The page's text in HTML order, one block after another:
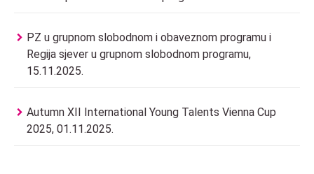
PZ u grupnom slobodnom i obaveznom programu i
Regija sjever u grupnom slobodnom programu,
15.11.2025.
Autumn XII International Young Talents Vienna Cup
2025, 01.11.2025.